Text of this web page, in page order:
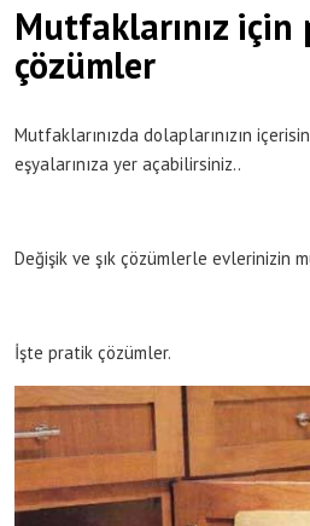
Mutfaklarınız
çözümler
Mutfaklarınızda dolaplarınızın
eşyalarınıza yer açabilirsiniz..
Değişik ve şık çözümlerle evlerinizin
İşte pratik çözümler.